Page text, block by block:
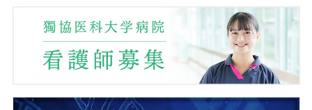
心臓・血管外科
とちぎ子ども医療センター
消化器内視鏡センター
呼吸器内視鏡センター
医療安全推進センター
感染制御センター